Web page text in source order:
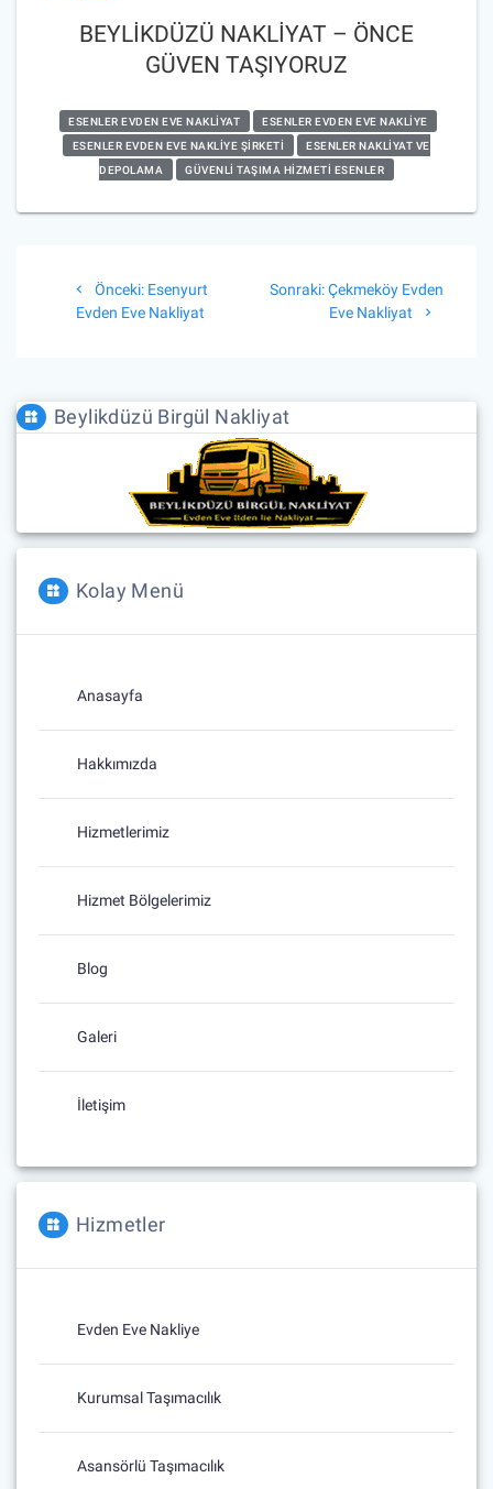
BEYLİKDÜZÜ NAKLİYAT – ÖNCE
GÜVEN TAŞIYORUZ
ESENLER EVDEN EVE NAKLIYAT
ESENLER EVDEN EVE NAKLIYE
ESENLER EVDEN EVE NAKLIYE ŞIRKETI
ESENLER NAKLIYAT VE
DEPOLAMA
GÜVENLI TAŞIMA HIZMETI ESENLER
gezinmesi
Önceki: Önceki
yazı:
Esenyurt
Evden Eve Nakliyat
Sonraki:Sonraki
yazı:
Çekmeköy Evden
Eve Nakliyat
Beylikdüzü Birgül Nakliyat
Kolay Menü
Anasayfa
Hakkımızda
Hizmetlerimiz
Hizmet Bölgelerimiz
Blog
Galeri
İletişim
Hizmetler
Evden Eve Nakliye
Kurumsal Taşımacılık
Asansörlü Taşımacılık